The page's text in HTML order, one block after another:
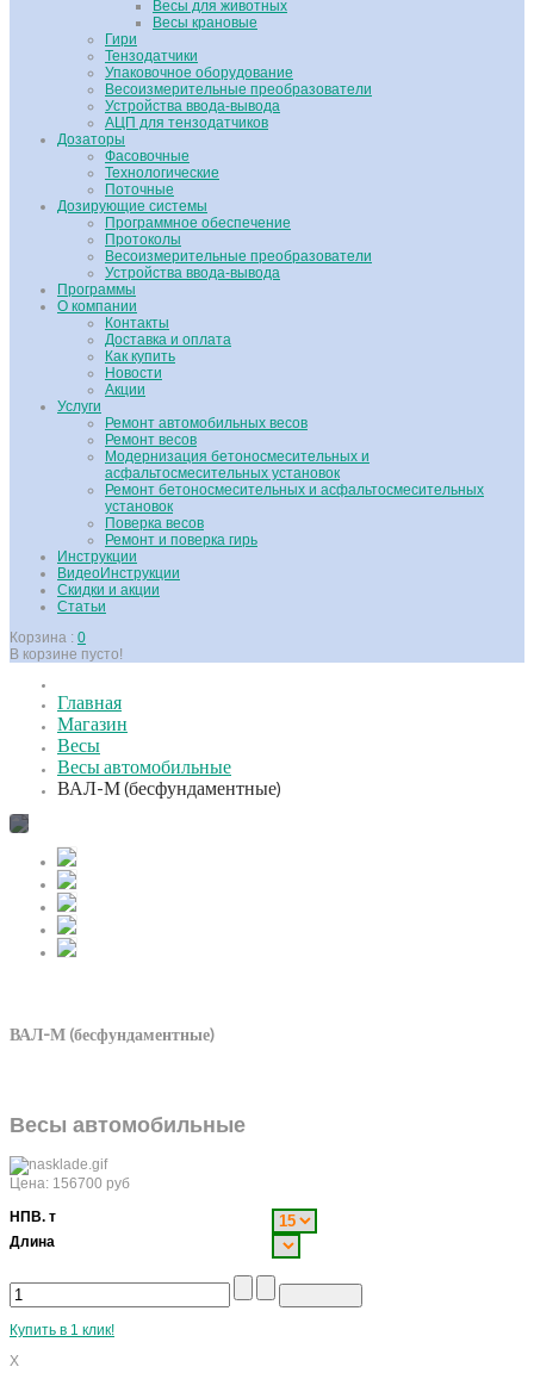
Весы для животных
Весы крановые
Гири
Тензодатчики
Упаковочное оборудование
Весоизмерительные преобразователи
Устройства ввода-вывода
АЦП для тензодатчиков
Дозаторы
Фасовочные
Технологические
Поточные
Дозирующие системы
Программное обеспечение
Протоколы
Весоизмерительные преобразователи
Устройства ввода-вывода
Программы
О компании
Контакты
Доставка и оплата
Как купить
Новости
Акции
Услуги
Ремонт автомобильных весов
Ремонт весов
Модернизация бетоносмесительных и
асфальтосмесительных установок
Ремонт бетоносмесительных и асфальтосмесительных
установок
Поверка весов
Ремонт и поверка гирь
Инструкции
ВидеоИнструкции
Скидки и акции
Статьи
Корзина : 0
В корзине пусто!
Главная
Магазин
Весы
Весы автомобильные
ВАЛ-М (бесфундаментные)
ВАЛ-М (бесфундаментные)
Весы автомобильные
Цена: 156700 руб
НПВ. т
Длина
Купить в 1 клик!
X